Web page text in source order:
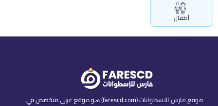
أطفال
موقع فارس الاسطوانات (farescd.com) هو موقع عربي متخصص في